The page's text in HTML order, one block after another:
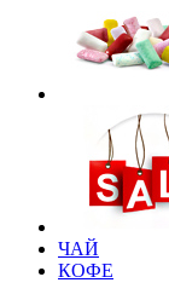
ЧАЙ
КОФЕ